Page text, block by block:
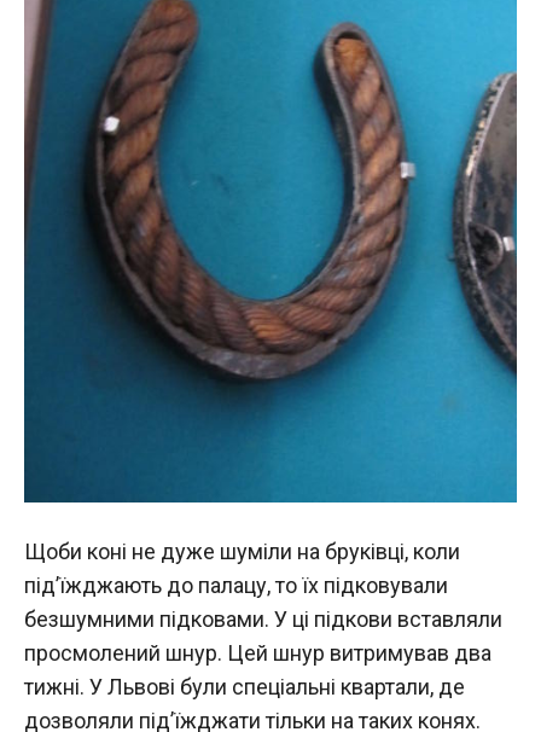
Щоби коні не дуже шуміли на бруківці, коли
під’їжджають до палацу, то їх підковували
безшумними підковами. У ці підкови вставляли
просмолений шнур. Цей шнур витримував два
тижні. У Львові були спеціальні квартали, де
дозволяли під’їжджати тільки на таких конях.